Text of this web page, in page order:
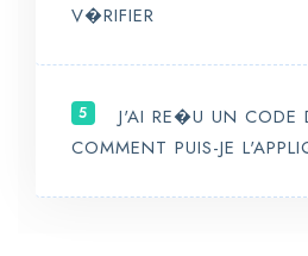
V�RIFIER
5
J'AI RE�U UN CODE
COMMENT PUIS-JE